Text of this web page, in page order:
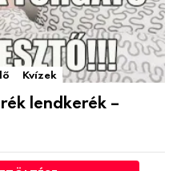
Kvízek
lendkerék –